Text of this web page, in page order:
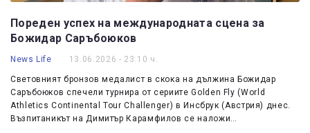
Пореден успех на международната сцена за
Божидар Саръбоюков
News Life 13.06.2026 - 23:10 ч.
Световният бронзов медалист в скока на дължина Божидар
Саръбоюков спечели турнира от сериите Golden Fly (World
Athletics Continental Tour Challenger) в Инсбрук (Австрия) днес.
Възпитаникът на Димитър Карамфилов се наложи…